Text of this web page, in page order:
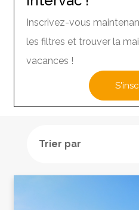
Inscrivez-vous
les filtres et trouver la
vacances !